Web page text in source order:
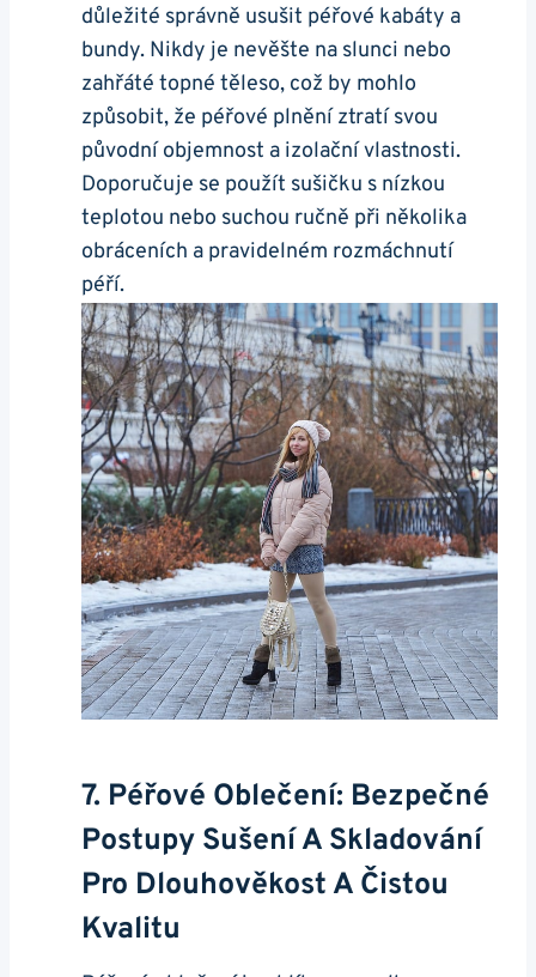
důležité správně usušit péřové kabáty a
bundy. Nikdy je nevěšte na slunci nebo
zahřáté topné těleso, což by mohlo
způsobit, že péřové plnění ztratí svou
původní objemnost a izolační vlastnosti.
Doporučuje se použít sušičku s nízkou
teplotou nebo suchou ručně při několika
obráceních a pravidelném rozmáchnutí
péří.
7. Péřové Oblečení: Bezpečné
Postupy Sušení A Skladování
Pro Dlouhověkost A Čistou
Kvalitu